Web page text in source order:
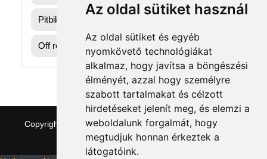
Az oldal sütiket használ
Az oldal sütiket és egyéb
nyomkövető technológiákat
alkalmaz, hogy javítsa a böngészési
élményét, azzal hogy személyre
szabott tartalmakat és célzott
hirdetéseket jelenít meg, és elemzi a
weboldalunk forgalmát, hogy
megtudjuk honnan érkeztek a
látogatóink.
Pitbike dirtbike gumik
Off road motorok
Copyright © 2026 quaddepo.com | Theme: NewStore
ThemeFarmer